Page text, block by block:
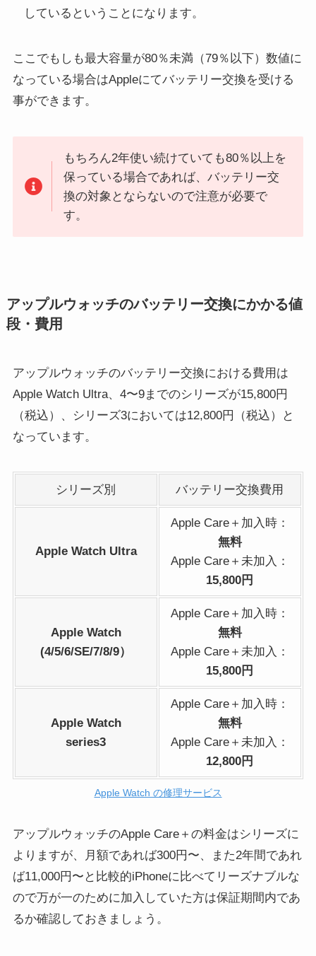
しているということになります。
ここでもしも最大容量が80％未満（79％以下）数値に
なっている場合はAppleにてバッテリー交換を受ける
事ができます。
もちろん2年使い続けていても80％以上を
保っている場合であれば、バッテリー交
換の対象とならないので注意が必要で
す。
アップルウォッチのバッテリー交換にかかる値
段・費用
アップルウォッチのバッテリー交換における費用は
Apple Watch Ultra、4〜9までのシリーズが15,800円
（税込）、シリーズ3においては12,800円（税込）と
なっています。
シリーズ別 バッテリー交換費用
Apple Watch Ultra
Apple Care＋加入時：
無料
Apple Care＋未加入：
15,800円
Apple Watch
(4/5/6/SE/7/8/9）
Apple Care＋加入時：
無料
Apple Care＋未加入：
15,800円
Apple Watch
series3
Apple Care＋加入時：
無料
Apple Care＋未加入：
12,800円
Apple Watch の修理サービス
アップルウォッチのApple Care＋の料金はシリーズに
よりますが、月額であれば300円〜、また2年間であれ
ば11,000円〜と比較的iPhoneに比べてリーズナブルな
ので万が一のために加入していた方は保証期間内であ
るか確認しておきましょう。